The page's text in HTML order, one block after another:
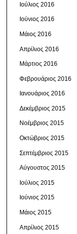
Ιούλιος 2016
Ιούνιος 2016
Μάιος 2016
Απρίλιος 2016
Μάρτιος 2016
Φεβρουάριος 2016
Ιανουάριος 2016
Δεκέμβριος 2015
Νοέμβριος 2015
Οκτώβριος 2015
Σεπτέμβριος 2015
Αύγουστος 2015
Ιούλιος 2015
Ιούνιος 2015
Μάιος 2015
Απρίλιος 2015